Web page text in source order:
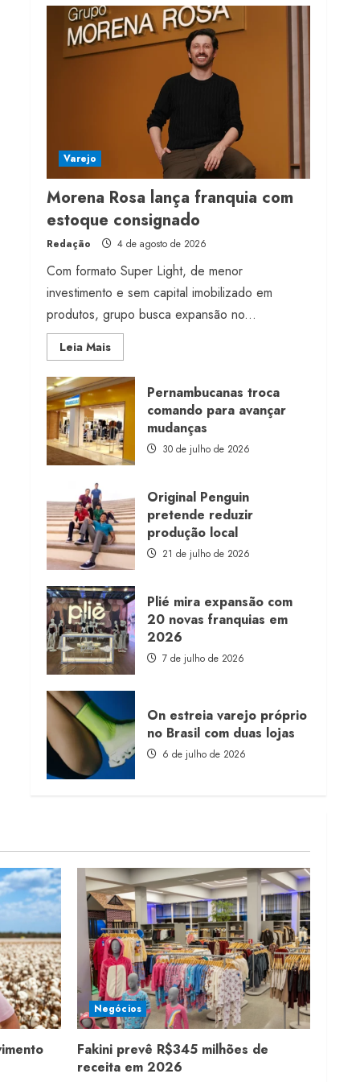
milhões de receita em
2026
4 de agosto de 2026
Projeto testa passaporte
digital na moda nacional
4 de agosto de 2026
Varejo
Morena Rosa lança franquia com
estoque consignado
Redação 4 de agosto de 2026
Com formato Super Light, de menor
investimento e sem capital imobilizado em
produtos, grupo busca expansão no...
Leia MaisRead
more
Morena
Rosa
lança
franquia
com
estoque
consignado
Pernambucanas troca
comando para avançar
mudanças
30 de julho de 2026
Original Penguin
pretende reduzir
produção local
21 de julho de 2026
Plié mira expansão com
20 novas franquias em
2026
7 de julho de 2026
On estreia varejo próprio
no Brasil com duas lojas
6 de julho de 2026
Negócios
Fakini prevê R$345 milhões de
receita em 2026